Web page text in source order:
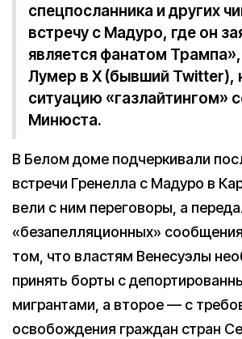
спецпосланника и других
встречу с Мадуро, где он
является фанатом
Лумер в X (бывший Twitter),
ситуацию «газлайтингом»
Минюста.
В Белом доме подчеркивали
встречи Гренелла с Мадуро в
вели с ним переговоры, а
«безапелляционных»
том, что властям Венесуэлы
принять борты с
мигрантами, а второе — с
освобождения граждан стран